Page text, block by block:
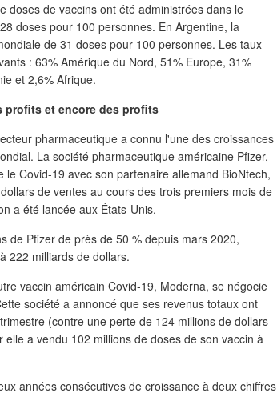
doses de vaccins ont été administrées dans le
doses pour 100 personnes. En Argentine, la
de 31 doses pour 100 personnes. Les taux
: 63% Amérique du Nord, 51% Europe, 31%
et 2,6% Afrique.
profits et encore des profits
pharmaceutique a connu l'une des croissances
La société pharmaceutique américaine Pfizer,
Covid-19 avec son partenaire allemand BioNtech,
de ventes au cours des trois premiers mois de
a été lancée aux États-Unis.
de Pfizer de près de 50 % depuis mars 2020,
222 milliards de dollars.
vaccin américain Covid-19, Moderna, se négocie
société a annoncé que ses revenus totaux ont
(contre une perte de 124 millions de dollars
a vendu 102 millions de doses de son vaccin à
années consécutives de croissance à deux chiffres